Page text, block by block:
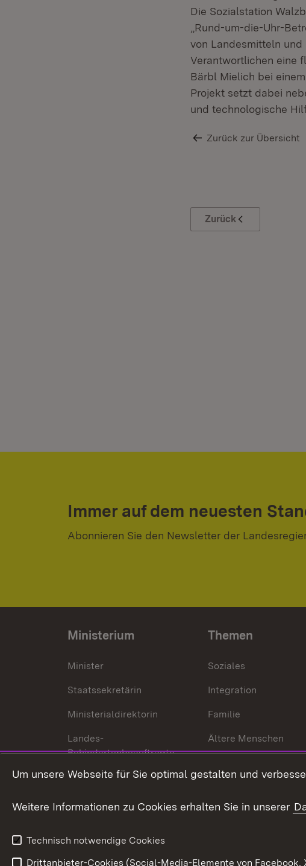
Die Sozialstation
„Rund-um-die-Uhr-
von Landesmitteln
Verantwortlichen eine
Bärbl Mielich bei
Projekt setzt dabei
und technologische
Zurück zur Übersicht
Zurück
Immer auf dem neuesten
Abonnieren Sie den Newsletter der
Ministerium
Minister
Staatssekretärin
Ministerialdirektorin
Landes-
Behindertenbeauftragte
Bürgerreferent
Karriere
Themen
Soziales
Integration
Familie
Ältere Menschen
Behinderungen
Bürgerengagement
Um unsere Webseite für Sie optimal gestalten und
Weitere Informationen zu Cookies erhalten Sie in unserer
Technisch notwendige Cookies
Drittanbieter-Cookies (Social-Media-Elemente von